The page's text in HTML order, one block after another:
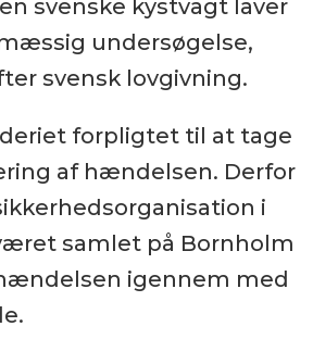
svenske kystvagt laver
undersøgelse,
svensk lovgivning.
forpligtet til at tage
af hændelsen. Derfor
i
samlet på Bornholm
igennem med